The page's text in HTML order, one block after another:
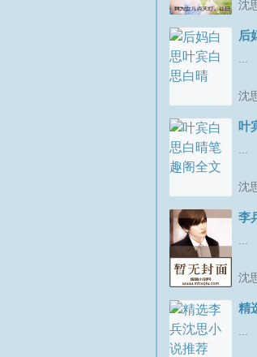
换
的
沈
后
沈
叶
沈
李
沈
精